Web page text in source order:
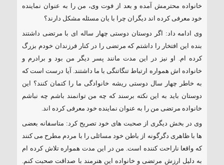
خانواده محترمش آمده و بعد از فوت وی، من را به عنوان نماینده
خود معرفی کرده اند دیگران چرا با یان مسئله مشکل دارند؟
وی ادامه داد: اگر دوستان دوستی چهار ساله ای با مرتضی داشتند
بنده این افتخار را داشتم که مرتضی را در کنار فرزندان خودم بزرگ
کرده ام. او نیز در این مدت مانند پسر دیگر من بود و برادرم و
خانواده اش همواره ارتباط تنگاتنگی با ما داشتند. آیا درست است که
به خاطر چهار سال دوستی ریشه خانوادگی ما را کتمان کنند؟ این
دوستان باید به این نکته برسند که چه من توانمند باشم چه نباشم
خانواده مرتضی من را به عنوان نماینده خود معرفی کرده اند.
وی در بخش دیگری از صحبت های خود تصریح کرد: متاسفانه بعضی
ها با ظاهری دگرگونه از باطن خود مسائلی را با مردم مطرح می کنند
که واقعا ناراحت کننده است. من در این مدت همواره تلاش کرده ام
به دلیل ارزش مرتضی و خانواده این هنرمند با صداقت صحبت کنم.